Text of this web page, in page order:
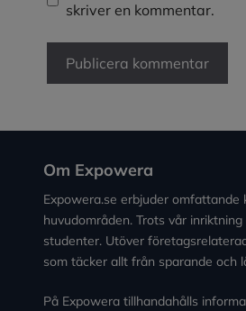
skriver en kommentar.
Om Expowera
Expowera.se erbjuder
huvudområden. Trots vår
studenter. Utöver
som täcker allt från sparande och
På Expowera tillhandahålls